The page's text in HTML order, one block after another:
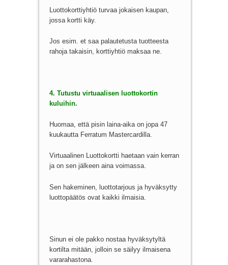
Luottokorttiyhtiö turvaa jokaisen kaupan,
jossa kortti käy.
Jos esim. et saa palautetusta tuotteesta
rahoja takaisin, korttiyhtiö maksaa ne.
4. Tutustu virtuaalisen luottokortin
kuluihin.
Huomaa, että pisin laina-aika on jopa 47
kuukautta Ferratum Mastercardilla.
Virtuaalinen Luottokortti haetaan vain kerran
ja on sen jälkeen aina voimassa.
Sen hakeminen, luottotarjous ja hyväksytty
luottopäätös ovat kaikki ilmaisia.
Sinun ei ole pakko nostaa hyväksytyltä
kortilta mitään, jolloin se säilyy ilmaisena
vararahastona.